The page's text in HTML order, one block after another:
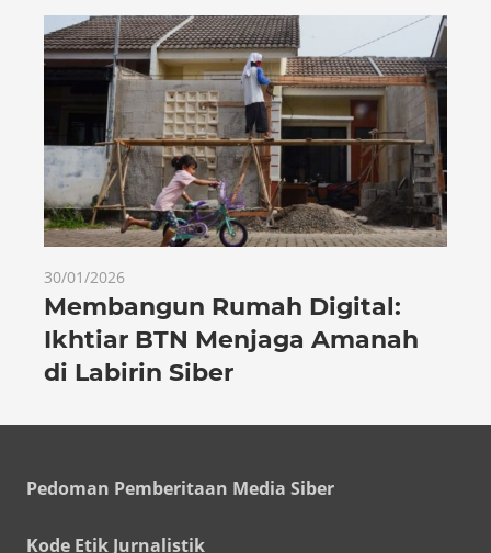
30/01/2026
Membangun Rumah Digital:
Ikhtiar BTN Menjaga Amanah
di Labirin Siber
Pedoman Pemberitaan Media Siber
Kode Etik Jurnalistik